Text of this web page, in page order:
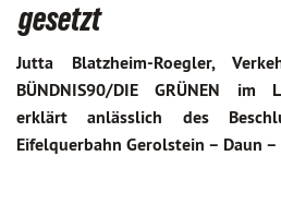
gesetzt
Jutta Blatzheim-Roegler,
BÜNDNIS90/DIE GRÜNEN im
erklärt anlässlich des
Eifelquerbahn Gerolstein – Daun –